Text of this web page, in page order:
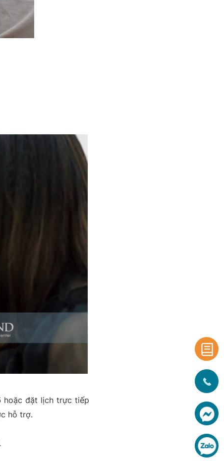
đặt lịch trực tiếp
hỗ trợ.